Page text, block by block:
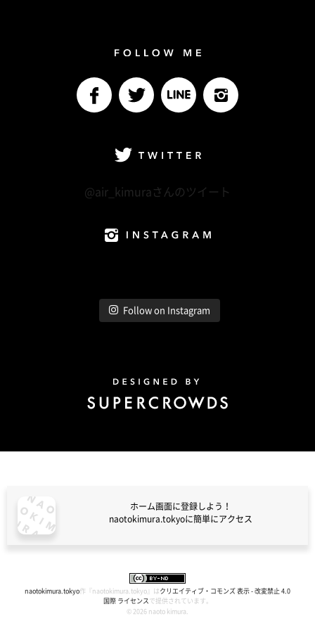
@air_kimuraさんのツイート
Follow on Instagram
ホーム画面に登録しよう！
naotokimura.tokyoに簡単にアクセス
naotokimura.tokyo作『 naotokimura.tokyo 』は クリエイティブ・コモンズ 表示 - 改変禁止 4.0
国際 ライセンス で提供されています。
© 2026 naoto kimura.